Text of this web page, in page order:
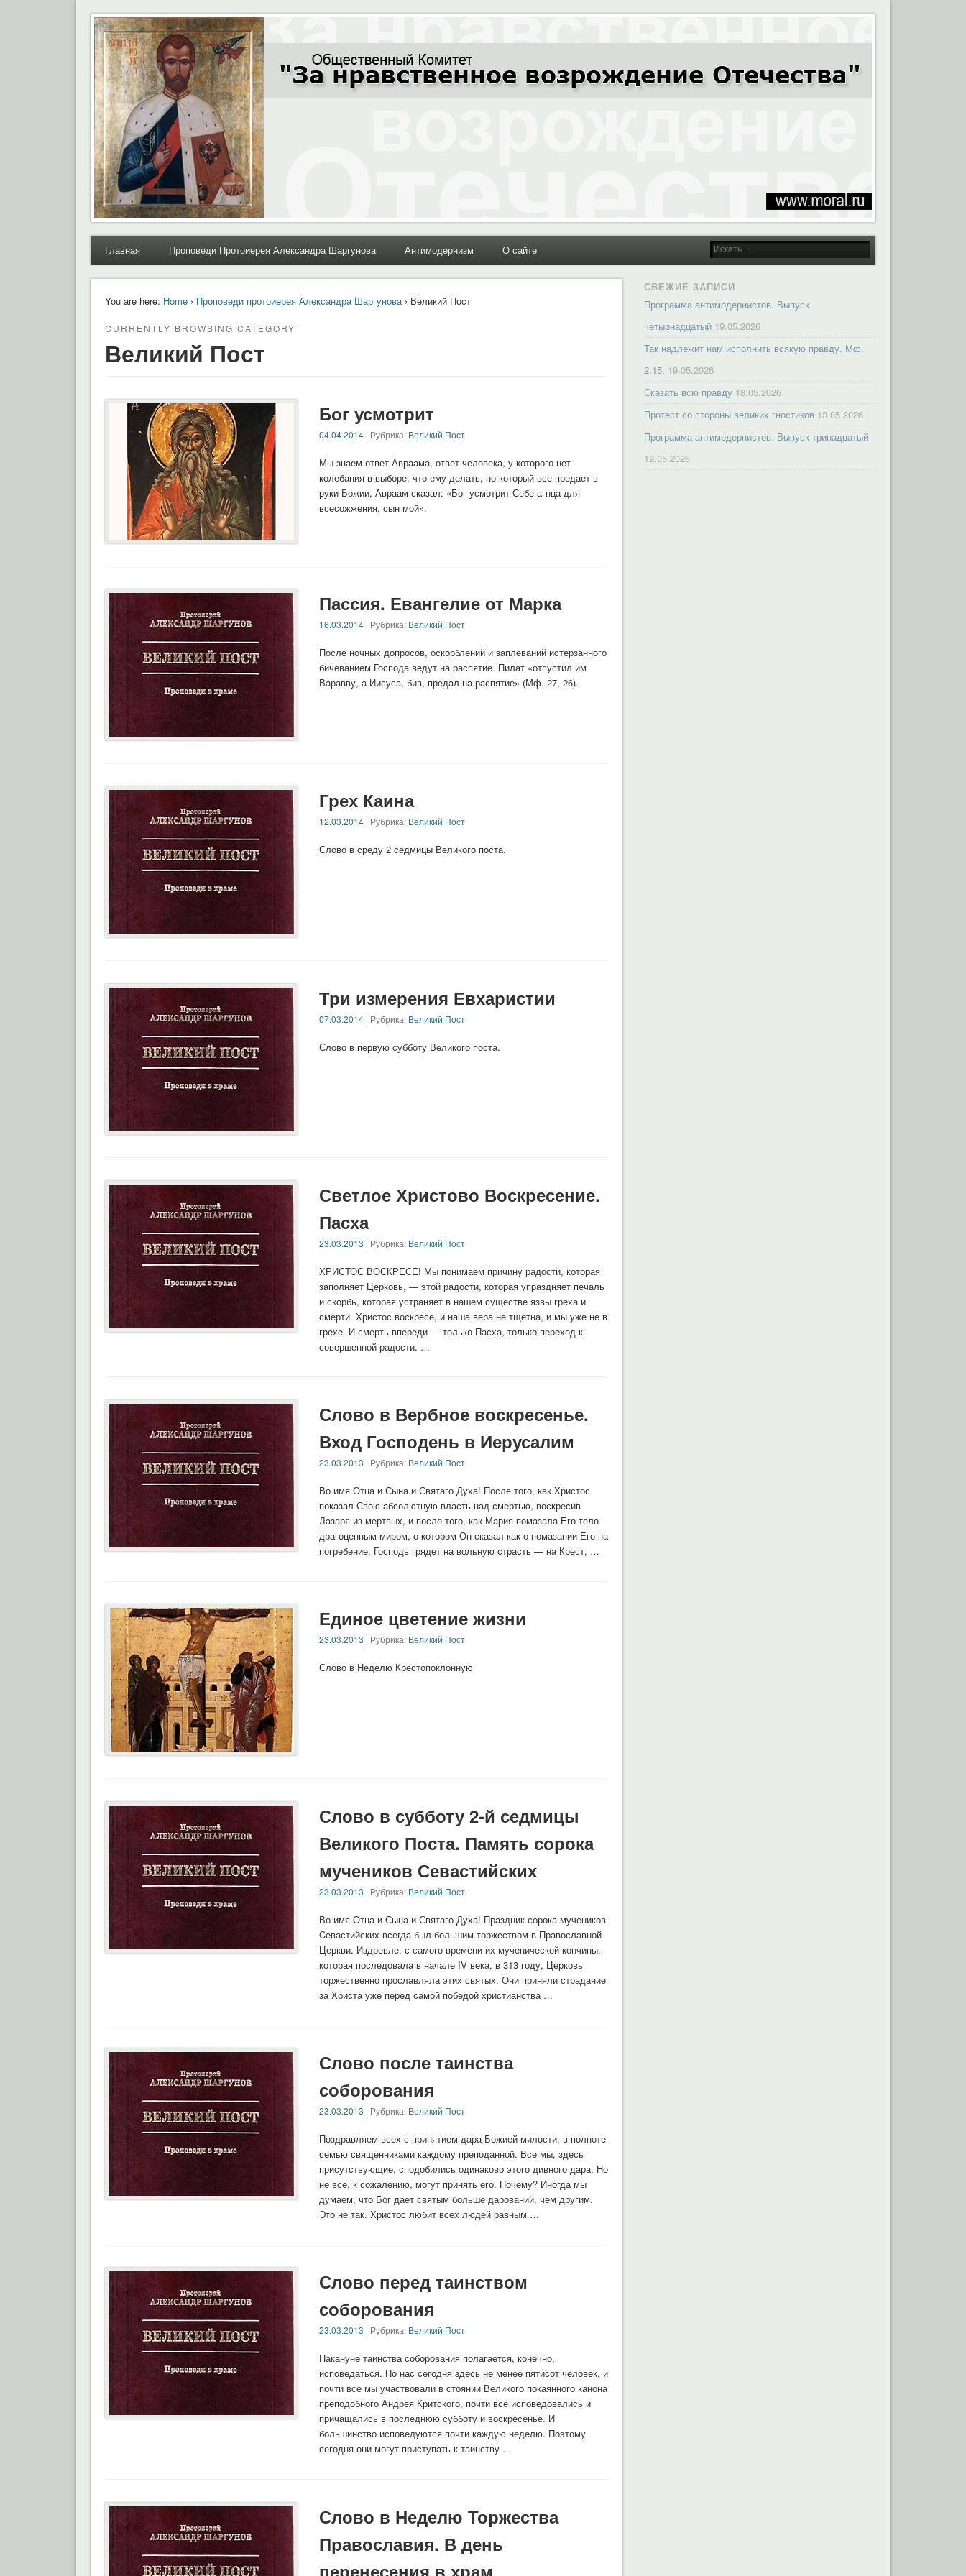
Moral.Ru
Общественный Комитет "За нравственное возрождение Отечества"
Главная Проповеди Протоиерея Александра Шаргунова Антимодернизм О сайте
You are here: Home› Проповеди протоиерея Александра Шаргунова› Великий Пост
CURRENTLY BROWSING CATEGORY
Великий Пост
Бог усмотрит
04.04.2014| Рубрика: Великий Пост
Мы знаем ответ Авраама, ответ человека, у которого нет
колебания в выборе, что ему делать, но который все предает в
руки Божии, Авраам сказал: «Бог усмотрит Себе агнца для
всесожжения, сын мой».
Пассия. Евангелие от Марка
16.03.2014| Рубрика: Великий Пост
После ночных допросов, оскорблений и заплеваний истерзанного
бичеванием Господа ведут на распятие. Пилат «отпустил им
Варавву, а Иисуса, бив, предал на распятие» (Мф. 27, 26).
Грех Каина
12.03.2014| Рубрика: Великий Пост
Слово в среду 2 седмицы Великого поста.
Три измерения Евхаристии
07.03.2014| Рубрика: Великий Пост
Слово в первую субботу Великого поста.
Светлое Христово Воскресение.
Пасха
23.03.2013 | Рубрика: Великий Пост
ХРИСТОС ВОСКРЕСЕ! Мы понимаем причину радости, которая
заполняет Церковь, — этой радости, которая упраздняет печаль
и скорбь, которая устраняет в нашем существе язвы греха и
смерти. Христос воскресе, и наша вера не тщетна, и мы уже не в
грехе. И смерть впереди — только Пасха, только переход к
совершенной радости. …
Слово в Вербное воскресенье.
Вход Господень в Иерусалим
23.03.2013 | Рубрика: Великий Пост
Во имя Отца и Сына и Святаго Духа! После того, как Христос
показал Свою абсолютную власть над смертью, воскресив
Лазаря из мертвых, и после того, как Мария помазала Его тело
драгоценным миром, о котором Он сказал как о помазании Его на
погребение, Господь грядет на вольную страсть — на Крест, …
Единое цветение жизни
23.03.2013 | Рубрика: Великий Пост
Слово в Неделю Крестопоклонную
Слово в субботу 2-й седмицы
Великого Поста. Память сорока
мучеников Севастийских
23.03.2013 | Рубрика: Великий Пост
Во имя Отца и Сына и Святаго Духа! Праздник сорока мучеников
Cевастийских всегда был большим торжеством в Православной
Церкви. Издревле, с самого времени их мученической кончины,
которая последовала в начале IV века, в 313 году, Церковь
торжественно прославляла этих святых. Они приняли страдание
за Христа уже перед самой победой христианства …
Слово после таинства
соборования
23.03.2013 | Рубрика: Великий Пост
Поздравляем всех с принятием дара Божией милости, в полноте
семью священниками каждому преподанной. Все мы, здесь
присутствующие, сподобились одинаково этого дивного дара. Но
не все, к сожалению, могут принять его. Почему? Иногда мы
думаем, что Бог дает святым больше дарований, чем другим.
Это не так. Христос любит всех людей равным …
Слово перед таинством
соборования
23.03.2013 | Рубрика: Великий Пост
Накануне таинства соборования полагается, конечно,
исповедаться. Но нас сегодня здесь не менее пятисот человек, и
почти все мы участвовали в стоянии Великого покаянного канона
преподобного Андрея Критского, почти все исповедовались и
причащались в последнюю субботу и воскресенье. И
большинство исповедуются почти каждую неделю. Поэтому
сегодня они могут приступать к таинству …
Слово в Неделю Торжества
Православия. В день
перенесения в храм
СВЕЖИЕ ЗАПИСИ
Программа антимодернистов. Выпуск
четырнадцатый 19.05.2026
Так надлежит нам исполнить всякую правду. Мф.
2:15. 19.05.2026
Сказать всю правду 18.05.2026
Протест со стороны великих гностиков 13.05.2026
Программа антимодернистов. Выпуск тринадцатый
12.05.2026